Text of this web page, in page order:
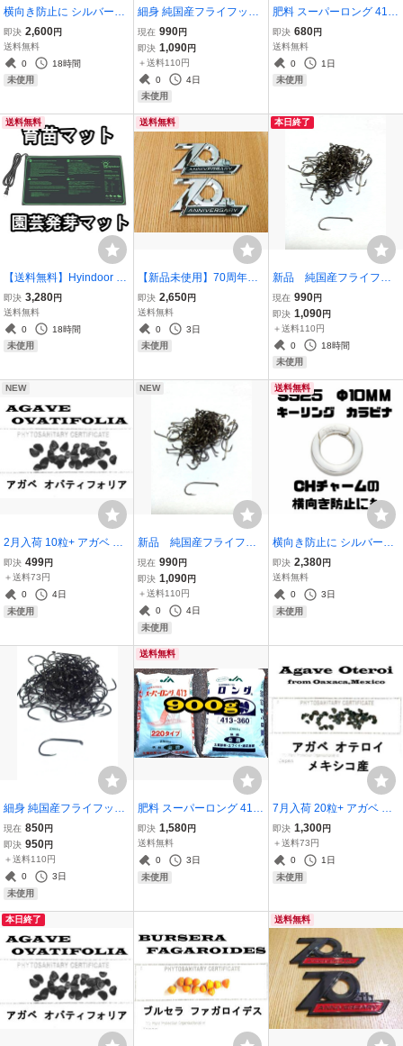
横向き防止に シルバー92
5 カラビナキーリング 14
mm
即決 2,600円
送料無料
0
18時間
未使用
細身 純国産フライフック
#18 バーブレス100本セッ
ト
現在 990円
即決 1,090円
＋送料110円
0
4日
未使用
肥料 スーパーロング 413-
360 300g 多肉植物 ドラ
イガーデン
即決 680円
送料無料
0
1日
未使用
送料無料
【送料無料】Hyindoor ヒ
ートマット 園芸発芽マッ
ト 育苗マット 温床関連 育
苗器
即決 3,280円
送料無料
0
18時間
未使用
送料無料
【新品未使用】70周年ア
ニバーサリーエンブレム
2個 トヨタランドクルー
ザー用LC100 LC200 LC3
00 LC70 LC71 LC76 FJ7
即決 2,650円
送料無料
0
3日
未使用
本日終了
新品 純国産フライフッ
ク #10 100本セット
現在 990円
即決 1,090円
＋送料110円
0
18時間
未使用
NEW
2月入荷 10粒+ アガベ オ
バティフォリア 種子 種 o
vatifolia
即決 499円
＋送料73円
0
4日
未使用
NEW
新品 純国産フライフッ
ク #12 100本セット
現在 990円
即決 1,090円
＋送料110円
0
4日
未使用
送料無料
横向き防止に シルバー92
5 カラビナキーリング 10
mm
即決 2,380円
送料無料
0
3日
未使用
細身 純国産フライフック
#10,12,14,16,18,20 80本
セット
現在 850円
即決 950円
＋送料110円
0
3日
未使用
送料無料
肥料 スーパーロング 413-
220 413-360 計900g 多肉
植物
即決 1,580円
送料無料
0
3日
未使用
7月入荷 20粒+ アガベ オ
テロイ チタノタ FO-76 種
種子 証明書
即決 1,300円
＋送料73円
0
1日
未使用
本日終了 送料無料